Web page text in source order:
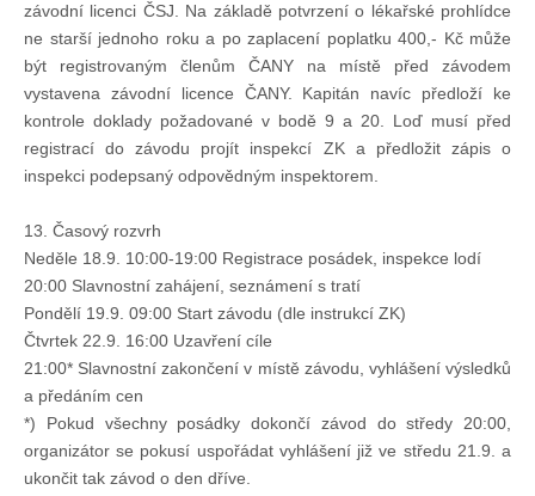
závodní licenci ČSJ. Na základě potvrzení o lékařské prohlídce
ne starší jednoho roku a po zaplacení poplatku 400,- Kč může
být registrovaným členům ČANY na místě před závodem
vystavena závodní licence ČANY. Kapitán navíc předloží ke
kontrole doklady požadované v bodě 9 a 20. Loď musí před
registrací do závodu projít inspekcí ZK a předložit zápis o
inspekci podepsaný odpovědným inspektorem.
13. Časový rozvrh
Neděle 18.9. 10:00-19:00 Registrace posádek, inspekce lodí
20:00 Slavnostní zahájení, seznámení s tratí
Pondělí 19.9. 09:00 Start závodu (dle instrukcí ZK)
Čtvrtek 22.9. 16:00 Uzavření cíle
21:00* Slavnostní zakončení v místě závodu, vyhlášení výsledků
a předáním cen
*) Pokud všechny posádky dokončí závod do středy 20:00,
organizátor se pokusí uspořádat vyhlášení již ve středu 21.9. a
ukončit tak závod o den dříve.